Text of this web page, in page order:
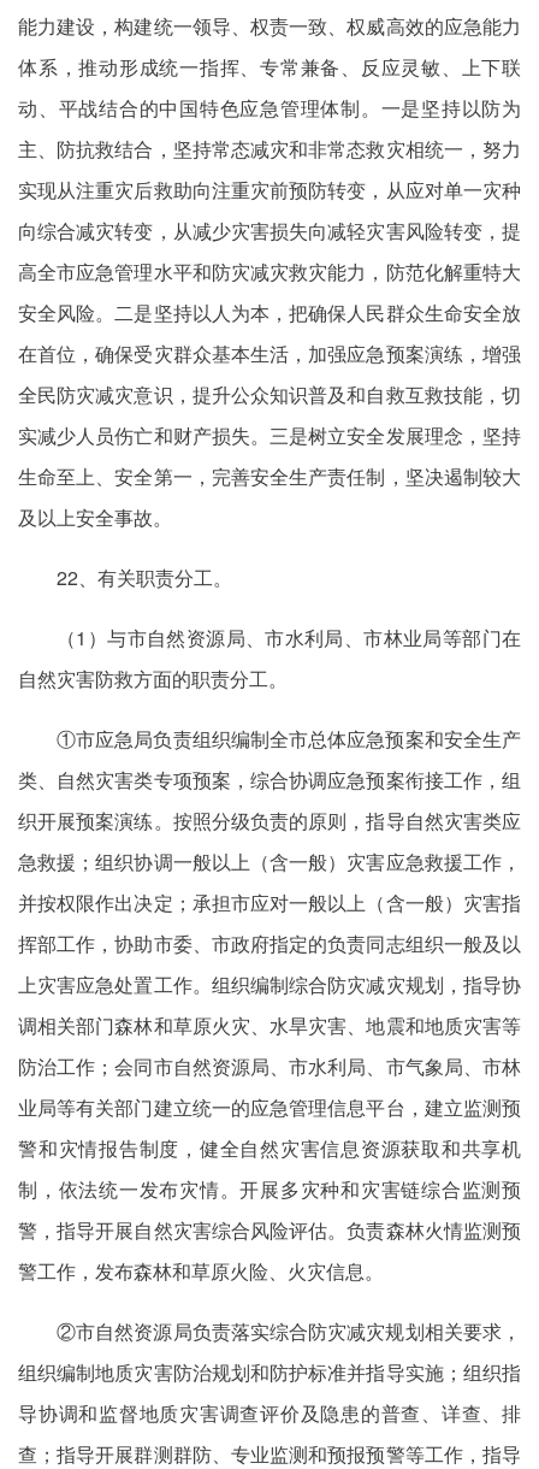
能力建设，构建统一领导、权责一致、权威高效的应急能力
体系，推动形成统一指挥、专常兼备、反应灵敏、上下联
动、平战结合的中国特色应急管理体制。一是坚持以防为
主、防抗救结合，坚持常态减灾和非常态救灾相统一，努力
实现从注重灾后救助向注重灾前预防转变，从应对单一灾种
向综合减灾转变，从减少灾害损失向减轻灾害风险转变，提
高全市应急管理水平和防灾减灾救灾能力，防范化解重特大
安全风险。二是坚持以人为本，把确保人民群众生命安全放
在首位，确保受灾群众基本生活，加强应急预案演练，增强
全民防灾减灾意识，提升公众知识普及和自救互救技能，切
实减少人员伤亡和财产损失。三是树立安全发展理念，坚持
生命至上、安全第一，完善安全生产责任制，坚决遏制较大
及以上安全事故。
22、有关职责分工。
（1）与市自然资源局、市水利局、市林业局等部门在
自然灾害防救方面的职责分工。
①市应急局负责组织编制全市总体应急预案和安全生产
类、自然灾害类专项预案，综合协调应急预案衔接工作，组
织开展预案演练。按照分级负责的原则，指导自然灾害类应
急救援；组织协调一般以上（含一般）灾害应急救援工作，
并按权限作出决定；承担市应对一般以上（含一般）灾害指
挥部工作，协助市委、市政府指定的负责同志组织一般及以
上灾害应急处置工作。组织编制综合防灾减灾规划，指导协
调相关部门森林和草原火灾、水旱灾害、地震和地质灾害等
防治工作；会同市自然资源局、市水利局、市气象局、市林
业局等有关部门建立统一的应急管理信息平台，建立监测预
警和灾情报告制度，健全自然灾害信息资源获取和共享机
制，依法统一发布灾情。开展多灾种和灾害链综合监测预
警，指导开展自然灾害综合风险评估。负责森林火情监测预
警工作，发布森林和草原火险、火灾信息。
②市自然资源局负责落实综合防灾减灾规划相关要求，
组织编制地质灾害防治规划和防护标准并指导实施；组织指
导协调和监督地质灾害调查评价及隐患的普查、详查、排
查；指导开展群测群防、专业监测和预报预警等工作，指导